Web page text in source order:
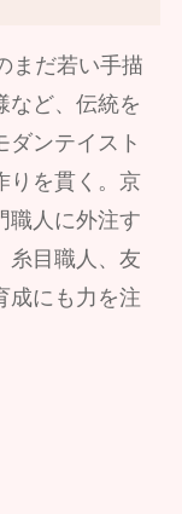
まだ若い手描
など、伝統を
ダンテイスト
りを貫く。京
職人に外注す
糸目職人、友
成にも力を注